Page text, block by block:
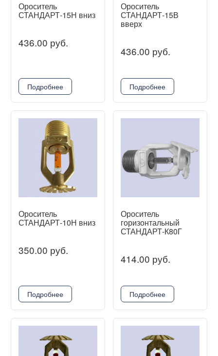
Ороситель
СТАНДАРТ-15Н вниз
436.00 руб.
Подробнее
Ороситель
СТАНДАРТ-15В
вверх
436.00 руб.
Подробнее
Ороситель
СТАНДАРТ-10Н вниз
350.00 руб.
Подробнее
Ороситель
горизонтальный
СТАНДАРТ-К80Г
414.00 руб.
Подробнее